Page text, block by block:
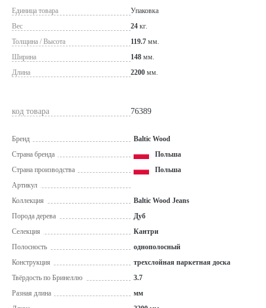
Единица товара
Упаковка
Вес
24 кг.
Толщина / Высота
119.7 мм.
Ширина
148 мм.
Длина
2200 мм.
код товара 76389
Бренд
Baltic Wood
Страна бренда
Польша
Страна производства
Польша
Артикул
Коллекция
Baltic Wood Jeans
Порода дерева
Дуб
Селекция
Кантри
Полосность
однополосный
Конструкция
трехслойная паркетная доска
Твёрдость по Бринеллю
3.7
Разная длина
мм